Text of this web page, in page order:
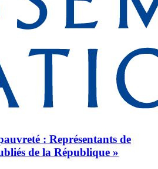
: Représentants de
de la République »